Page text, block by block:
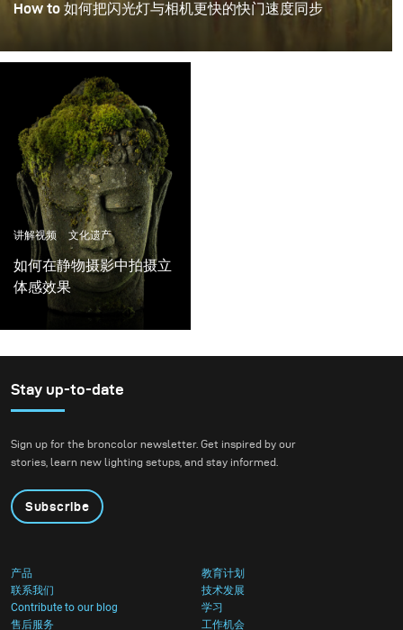
How to 如何把闪光灯与相机更快的快门速度同步
讲解视频 文化遗产
如何在静物摄影中拍摄立
体感效果
Stay up-to-date
Sign up for the broncolor newsletter. Get inspired by our
stories, learn new lighting setups, and stay informed.
Subscribe
产品
教育计划
联系我们
技术发展
Contribute to our blog
学习
售后服务
工作机会